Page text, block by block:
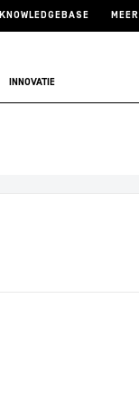
KNOWLEDGEBASE MEER
INNOVATIE